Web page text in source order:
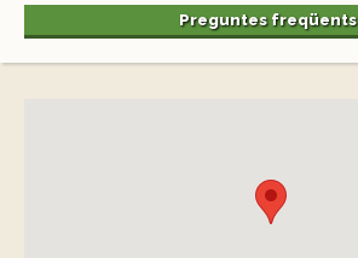
Preguntes freqüents